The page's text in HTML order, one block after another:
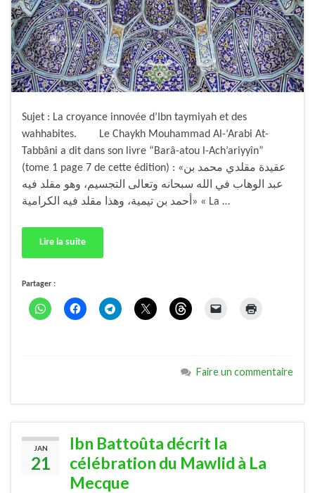
Sujet : La croyance innovée d’Ibn taymiyah et des
wahhabites. Le Chaykh Mouhammad Al-‘Arabi At-
Tabbâni a dit dans son livre “Barâ-atou l-Ach’ariyyîn”
(tome 1 page 7 de cette édition) : «عقيدة مقلدي محمد بن
عبد الوهاب في الله سبحانه وتعالى التجسيم، وهو مقلد فيه
أحمد بن تيمية، وهذا مقلد فيه الكرامية» « La …
Lire la suite
Partager :
Faire un commentaire
JAN
21
Ibn Battoûta décrit la
célébration du Mawlid à La
Mecque